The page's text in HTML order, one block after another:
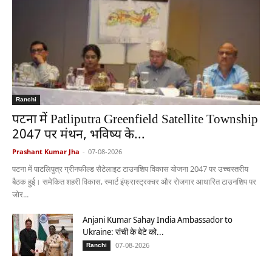
Ranchi
पटना में Patliputra Greenfield Satellite Township
2047 पर मंथन, भविष्य के...
Prashant Kumar Jha - 07-08-2026
पटना में पाटलिपुत्र ग्रीनफील्ड सैटेलाइट टाउनशिप विकास योजना 2047 पर उच्चस्तरीय
बैठक हुई। समेकित शहरी विकास, स्मार्ट इंफ्रास्ट्रक्चर और रोजगार आधारित टाउनशिप पर
जोर...
Anjani Kumar Sahay India Ambassador to
Ukraine: रांची के बेटे को...
Ranchi 07-08-2026